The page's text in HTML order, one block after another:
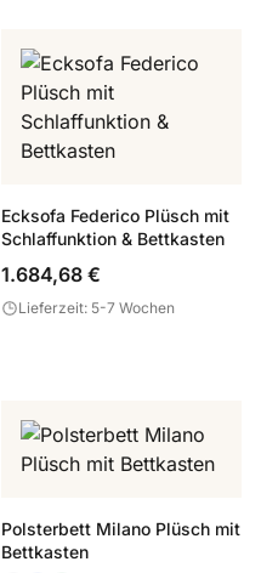
Ecksofa Federico Plüsch mit
Schlaffunktion & Bettkasten
1.684,68 €
Lieferzeit: 5-7 Wochen
Polsterbett Milano Plüsch mit
Bettkasten